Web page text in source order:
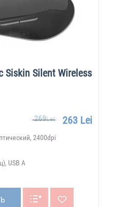
Silent Wireless
269Lei 263 Lei
2400dpi
USB A